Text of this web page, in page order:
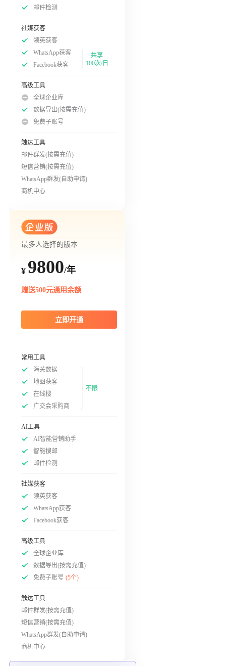
邮件检测
社媒获客
领英获客
WhatsApp获客
Facebook获客
共享
100次/日
高级工具
全球企业库
数据导出(按需充值)
免费子账号
触达工具
邮件群发(按需充值)
短信营销(按需充值)
WhatsApp群发(自助申请)
商机中心
最多人选择的版本
¥ 9800/年
赠送500元通用余额
立即开通
常用工具
海关数据
地图获客
在线搜
广交会采购商
不限
AI工具
AI智能营销助手
智能搜邮
邮件检测
社媒获客
领英获客
WhatsApp获客
Facebook获客
高级工具
全球企业库
数据导出(按需充值)
免费子账号 (5个)
触达工具
邮件群发(按需充值)
短信营销(按需充值)
WhatsApp群发(自助申请)
商机中心